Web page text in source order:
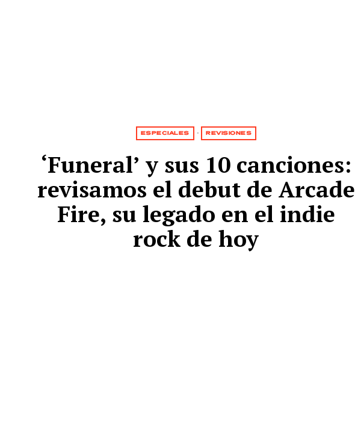
ESPECIALES · REVISIONES
‘Funeral’ y sus 10 canciones:
revisamos el debut de Arcade
Fire, su legado en el indie
rock de hoy